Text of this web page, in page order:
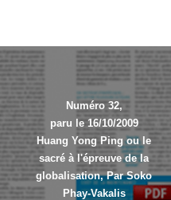
Numéro 32,
paru le 16/10/2009
Huang Yong Ping ou le
sacré à l'épreuve de la
globalisation, Par Soko
Phay-Vakalis